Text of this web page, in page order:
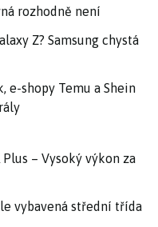
rozhodně není
Z? Samsung chystá
e-shopy Temu a Shein
– Vysoký výkon za
vybavená střední třída